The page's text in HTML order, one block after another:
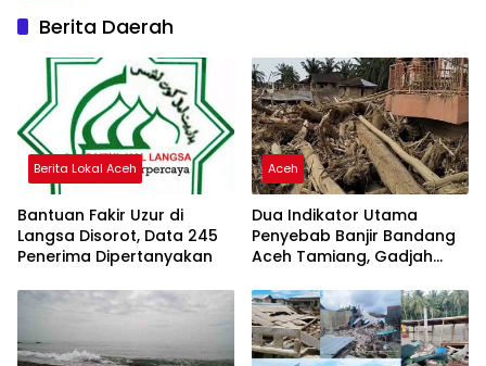
Berita Daerah
Berita Lokal Aceh
Bantuan Fakir Uzur di
Langsa Disorot, Data 245
Penerima Dipertanyakan
Aceh
Dua Indikator Utama
Penyebab Banjir Bandang
Aceh Tamiang, Gadjah
DAS